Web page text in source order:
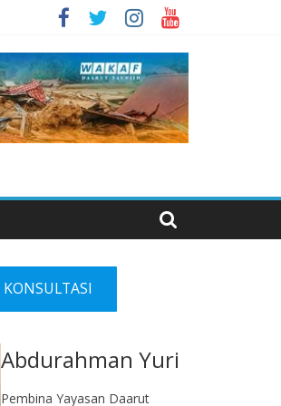
KONSULTASI
Abdurahman Yuri
Pembina Yayasan Daarut